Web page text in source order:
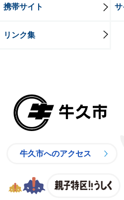
携帯サイト サ
リンク集
牛久市へのアクセス